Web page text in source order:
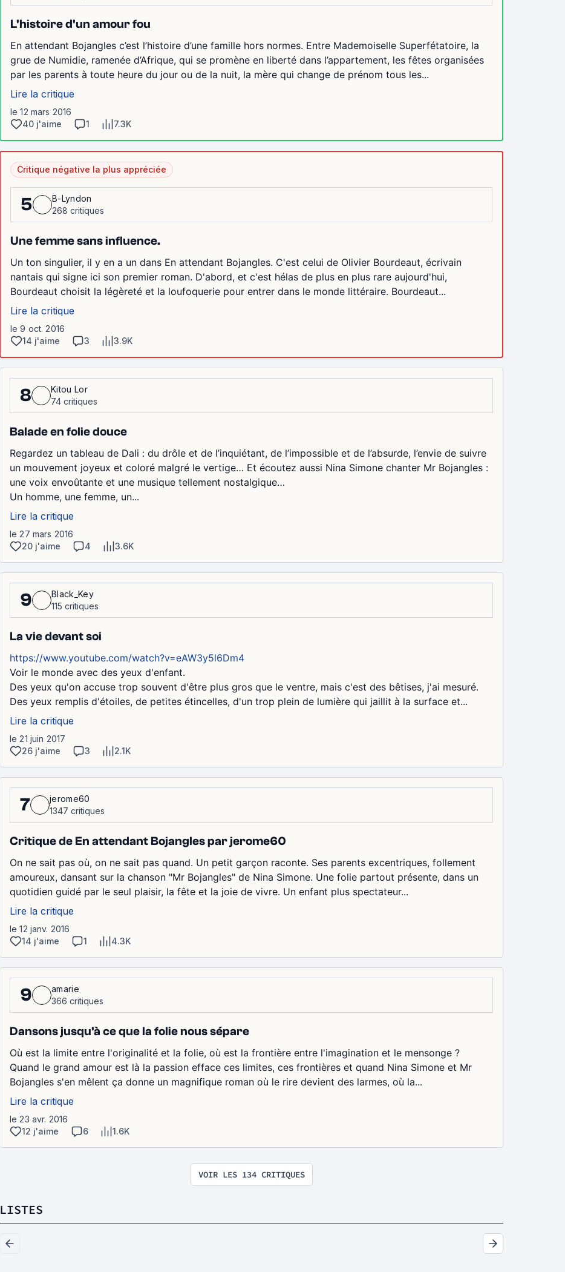
L'histoire d'un amour fou
En attendant Bojangles c’est l’histoire d’une famille hors normes. Entre Mademoiselle Superfétatoire, la
grue de Numidie, ramenée d’Afrique, qui se promène en liberté dans l’appartement, les fêtes organisées
par les parents à toute heure du jour ou de la nuit, la mère qui change de prénom tous les...
Lire la critique
le 12 mars 2016
40 j'aime
1 7.3K
Critique négative la plus appréciée
5
B-Lyndon
268 critiques
Une femme sans influence.
Un ton singulier, il y en a un dans En attendant Bojangles. C'est celui de Olivier Bourdeaut, écrivain
nantais qui signe ici son premier roman. D'abord, et c'est hélas de plus en plus rare aujourd'hui,
Bourdeaut choisit la légèreté et la loufoquerie pour entrer dans le monde littéraire. Bourdeaut...
Lire la critique
le 9 oct. 2016
14 j'aime
3 3.9K
8
Kitou Lor
74 critiques
Balade en folie douce
Regardez un tableau de Dali : du drôle et de l’inquiétant, de l’impossible et de l’absurde, l’envie de suivre
un mouvement joyeux et coloré malgré le vertige… Et écoutez aussi Nina Simone chanter Mr Bojangles :
une voix envoûtante et une musique tellement nostalgique…
Un homme, une femme, un...
Lire la critique
le 27 mars 2016
20 j'aime
4 3.6K
9
Black_Key
115 critiques
La vie devant soi
https://www.youtube.com/watch?v=eAW3y5l6Dm4
Voir le monde avec des yeux d'enfant.
Des yeux qu'on accuse trop souvent d'être plus gros que le ventre, mais c'est des bêtises, j'ai mesuré.
Des yeux remplis d'étoiles, de petites étincelles, d'un trop plein de lumière qui jaillit à la surface et...
Lire la critique
le 21 juin 2017
26 j'aime
3 2.1K
7
jerome60
1347 critiques
Critique de En attendant Bojangles par jerome60
On ne sait pas où, on ne sait pas quand. Un petit garçon raconte. Ses parents excentriques, follement
amoureux, dansant sur la chanson "Mr Bojangles" de Nina Simone. Une folie partout présente, dans un
quotidien guidé par le seul plaisir, la fête et la joie de vivre. Un enfant plus spectateur...
Lire la critique
le 12 janv. 2016
14 j'aime
1 4.3K
9
amarie
366 critiques
Dansons jusqu'à ce que la folie nous sépare
Où est la limite entre l'originalité et la folie, où est la frontière entre l'imagination et le mensonge ?
Quand le grand amour est là la passion efface ces limites, ces frontières et quand Nina Simone et Mr
Bojangles s'en mêlent ça donne un magnifique roman où le rire devient des larmes, où la...
Lire la critique
le 23 avr. 2016
12 j'aime
6 1.6K
VOIR LES 134 CRITIQUES
LISTES